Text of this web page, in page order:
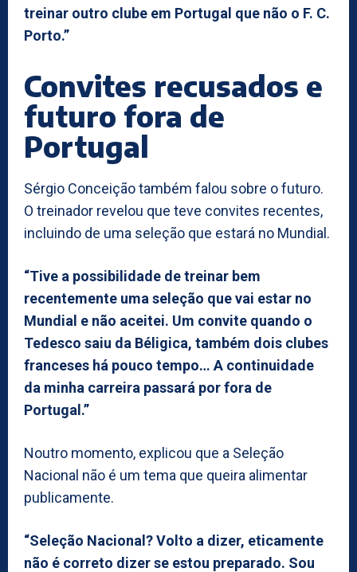
treinar outro clube em Portugal que não o F. C.
Porto.”
Convites recusados e
futuro fora de
Portugal
Sérgio Conceição também falou sobre o futuro.
O treinador revelou que teve convites recentes,
incluindo de uma seleção que estará no Mundial.
“Tive a possibilidade de treinar bem
recentemente uma seleção que vai estar no
Mundial e não aceitei. Um convite quando o
Tedesco saiu da Béligica, também dois clubes
franceses há pouco tempo… A continuidade
da minha carreira passará por fora de
Portugal.”
Noutro momento, explicou que a Seleção
Nacional não é um tema que queira alimentar
publicamente.
“Seleção Nacional? Volto a dizer, eticamente
não é correto dizer se estou preparado. Sou